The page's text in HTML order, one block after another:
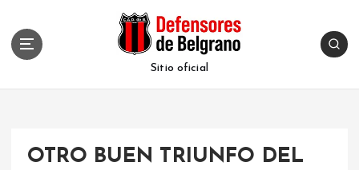
Sitio oficial
OTRO BUEN TRIUNFO DEL